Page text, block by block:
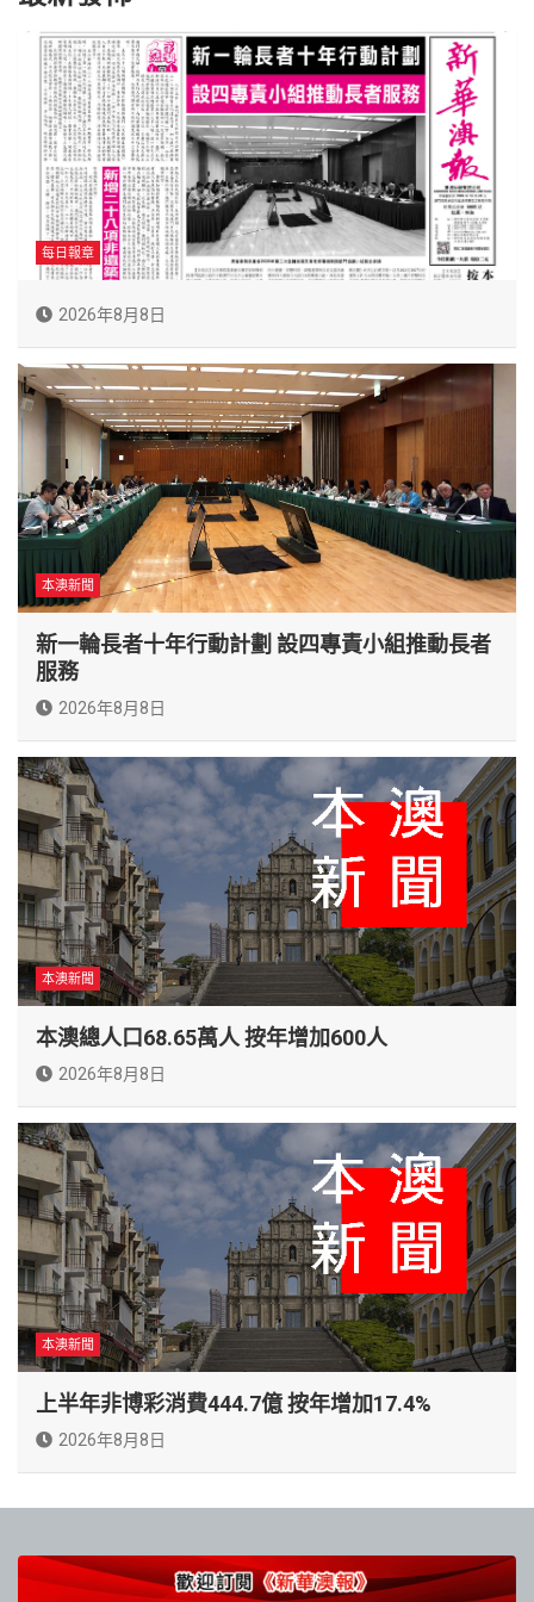
每日報章
2026年8月8日
本澳新聞
新一輪長者十年行動計劃 設四專責小組推動長者
服務
2026年8月8日
本澳新聞
本澳總人口68.65萬人 按年增加600人
2026年8月8日
本澳新聞
上半年非博彩消費444.7億 按年增加17.4%
2026年8月8日